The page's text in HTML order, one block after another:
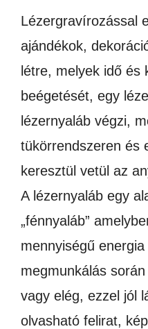
Lézergravírozással
ajándékok,
létre, melyek idő és
beégetését, egy
lézernyaláb végzi,
tükörrendszeren és
keresztül vetül az
A lézernyaláb egy
„fénnyaláb”
mennyiségű
megmunkálás
vagy elég, ezzel jól
olvasható felirat,